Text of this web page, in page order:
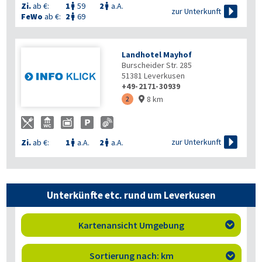
Zi.ab €: 1  59 2  a.A.
FeWo ab €: 2  69
zur Unterkunft 
Landhotel Mayhof
Burscheider Str. 285
51381 Leverkusen
+49-2171-30939
2  8 km
Zi.ab €: 1  a.A. 2  a.A. zur Unterkunft 
Unterkünfte etc. rund um Leverkusen
Kartenansicht Umgebung 
Sortierung nach: km 